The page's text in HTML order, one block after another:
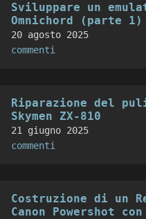
Sviluppare un
Omnichord (parte 1)
20 agosto 2025
commenti
Riparazione del
Skymen ZX-810
21 giugno 2025
commenti
Costruzione di un
Canon Powershot con